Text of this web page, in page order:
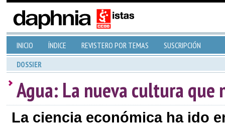
INICIO ÍNDICE REVISTERO POR TEMAS SUSCRIPCIÓN
DOSSIER
Agua: La nueva cultura que
La ciencia económica ha ido